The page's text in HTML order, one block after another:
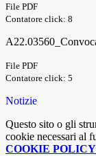
File PDF
Contatore click: 8
File PDF
Contatore click: 5
Notizie
Questo sito o gli
cookie necessari al
COOKIE POLICY